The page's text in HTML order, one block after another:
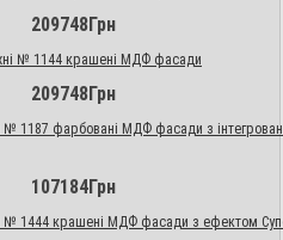
209748Грн
№ 1144 крашені МДФ фасади
209748Грн
№ 1187 фарбовані МДФ фасади з
107184Грн
№ 1444 крашені МДФ фасади з ефектом